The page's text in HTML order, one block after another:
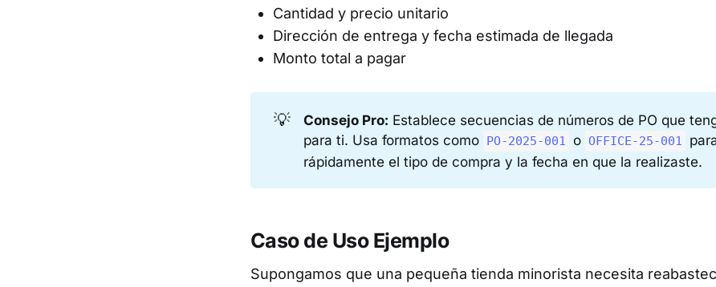
Cantidad y precio unitario
Dirección de entrega y fecha estimada de llegada
Monto total a pagar
💡 Consejo Pro: Establece secuencias de números de PO que
para ti. Usa formatos como PO-2025-001 o OFFICE-25-001
rápidamente el tipo de compra y la fecha en que la realizaste.
Caso de Uso Ejemplo
Supongamos que una pequeña tienda minorista necesita